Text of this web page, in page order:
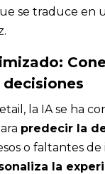
se traduce en
la IA se ha
predecir la
o faltantes de
la